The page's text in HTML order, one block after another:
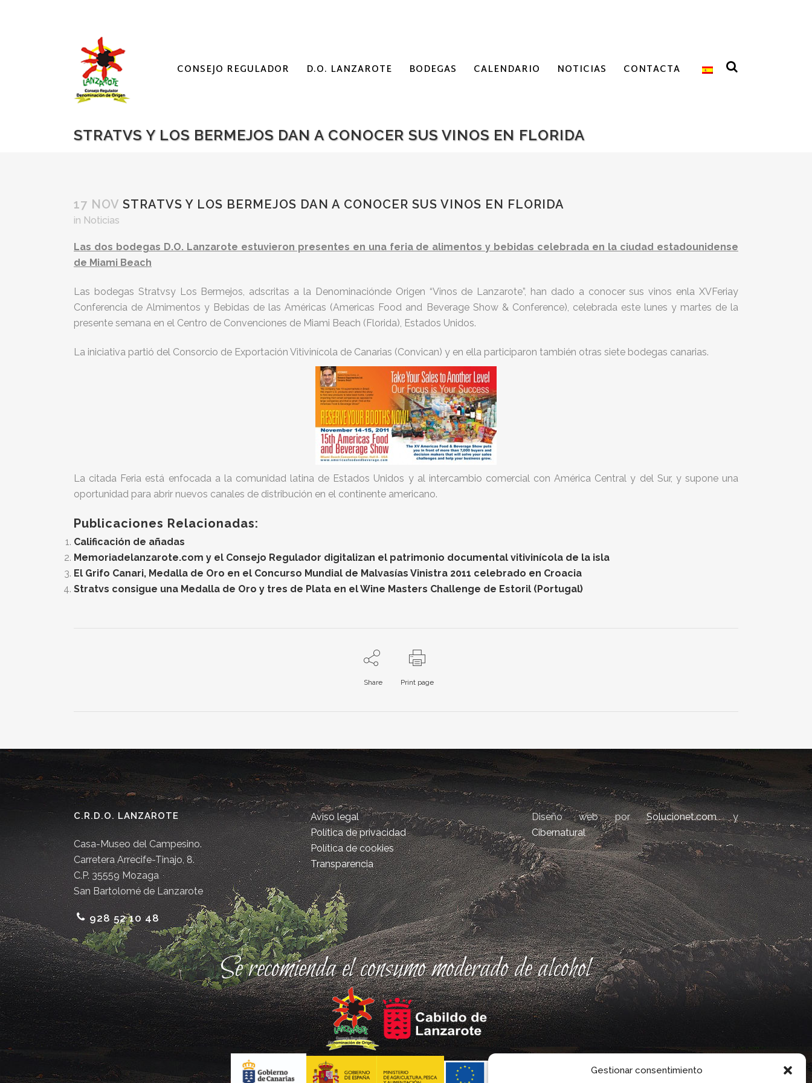
Gestionar consentimiento
CONSEJO REGULADOR D.O. LANZAROTE BODEGAS CALENDARIO NOTICIAS CONTACTA
STRATVS Y LOS BERMEJOS DAN A CONOCER SUS VINOS EN FLORIDA
17 NOV STRATVS Y LOS BERMEJOS DAN A CONOCER SUS VINOS EN FLORIDA
in Noticias
Las dos bodegas D.O. Lanzarote estuvieron presentes en una feria de alimentos y bebidas celebrada en la ciudad estadounidense
de Miami Beach
Las bodegas Stratvsy Los Bermejos, adscritas a la Denominaciónde Origen “Vinos de Lanzarote”, han dado a conocer sus vinos enla XVFeriay
Conferencia de Almimentos y Bebidas de las Américas (Americas Food and Beverage Show & Conference), celebrada este lunes y martes de la
presente semana en el Centro de Convenciones de Miami Beach (Florida), Estados Unidos.
La iniciativa partió del Consorcio de Exportación Vitivinícola de Canarias (Convican) y en ella participaron también otras siete bodegas canarias.
La citada Feria está enfocada a la comunidad latina de Estados Unidos y al intercambio comercial con América Central y del Sur, y supone una
oportunidad para abrir nuevos canales de distribución en el continente americano.
Publicaciones Relacionadas:
Calificación de añadas
Memoriadelanzarote.com y el Consejo Regulador digitalizan el patrimonio documental vitivinícola de la isla
El Grifo Canari, Medalla de Oro en el Concurso Mundial de Malvasías Vinistra 2011 celebrado en Croacia
Stratvs consigue una Medalla de Oro y tres de Plata en el Wine Masters Challenge de Estoril (Portugal)
Share Print page
C.R.D.O. LANZAROTE
Casa-Museo del Campesino.
Carretera Arrecife-Tinajo, 8.
C.P. 35559 Mozaga
San Bartolomé de Lanzarote
928 52 10 48
Aviso legal
Política de privacidad
Política de cookies
Transparencia
Diseño web porSolucionet.comy
Cibernatural
Se recomienda el consumo moderado de alcohol